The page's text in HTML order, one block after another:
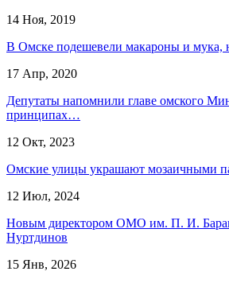
14 Ноя, 2019
В Омске подешевели макароны и мука,
17 Апр, 2020
Депутаты напомнили главе омского
принципах…
12 Окт, 2023
Омские улицы украшают мозаичными
12 Июл, 2024
Новым директором ОМО им. П. И.
Нуртдинов
15 Янв, 2026